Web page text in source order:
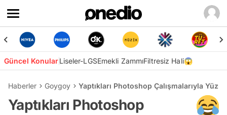
Güncel KonularLiseler-LGSEmekli ZammıFiltresiz Hali😱
Haberler Goygoy Yaptıkları Photoshop Çalışmalarıyla
Yaptıkları Photoshop